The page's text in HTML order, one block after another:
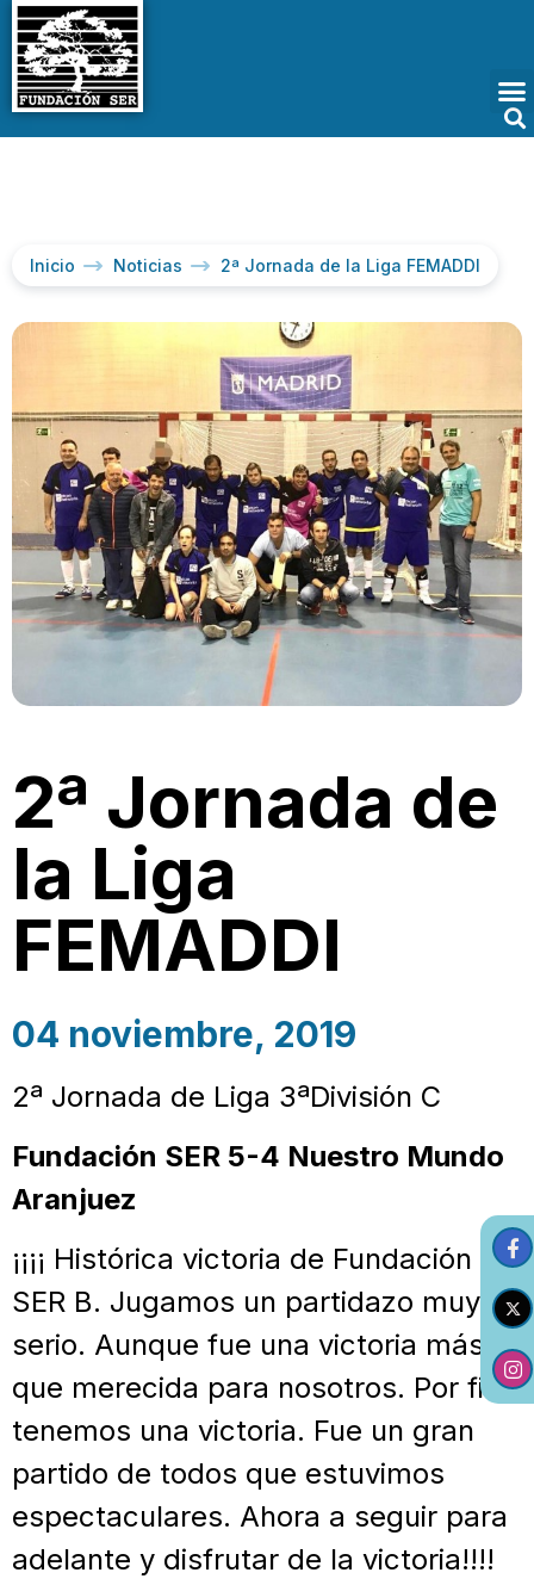
Inicio Noticias 2ª Jornada de la Liga FEMADDI
2ª Jornada de
la Liga
FEMADDI
04 noviembre, 2019
2ª Jornada de Liga 3ªDivisión C
Fundación SER 5-4 Nuestro Mundo
Aranjuez
¡¡¡¡ Histórica victoria de Fundación
SER B. Jugamos un partidazo muy
serio. Aunque fue una victoria más
que merecida para nosotros. Por fin
tenemos una victoria. Fue un gran
partido de todos que estuvimos
espectaculares. Ahora a seguir para
adelante y disfrutar de la victoria!!!!